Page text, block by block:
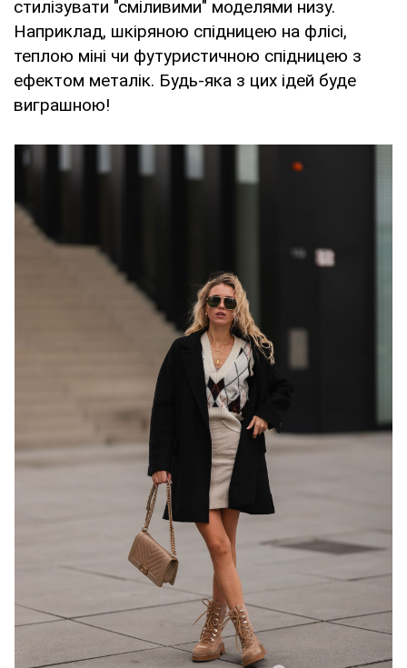
стилізувати "сміливими" моделями низу.
Наприклад, шкіряною спідницею на флісі,
теплою міні чи футуристичною спідницею з
ефектом металік. Будь-яка з цих ідей буде
виграшною!